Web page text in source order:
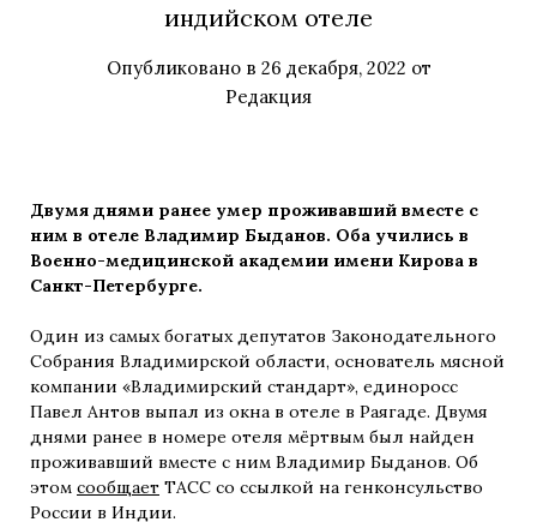
индийском отеле
Опубликовано в 26 декабря, 2022 от
Редакция
Двумя днями ранее умер проживавший вместе с
ним в отеле Владимир Быданов. Оба учились в
Военно-медицинской академии имени Кирова в
Санкт-Петербурге.
Один из самых богатых депутатов Законодательного
Собрания Владимирской области, основатель мясной
компании «Владимирский стандарт», единоросс
Павел Антов выпал из окна в отеле в Раягаде. Двумя
днями ранее в номере отеля мёртвым был найден
проживавший вместе с ним Владимир Быданов. Об
этом сообщает ТАСС со ссылкой на генконсульство
России в Индии.